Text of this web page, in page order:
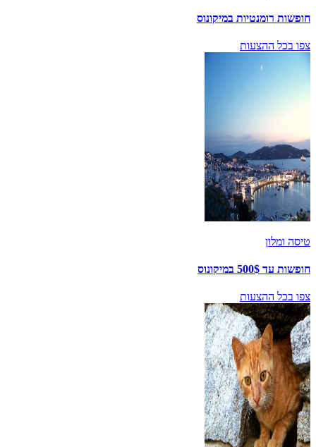
חופשות רומנטיות במיקונוס
צפו בכל ההצעות
טיסה ומלון
חופשות עד 500$ במיקונוס
צפו בכל ההצעות